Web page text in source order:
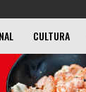
CULTURA